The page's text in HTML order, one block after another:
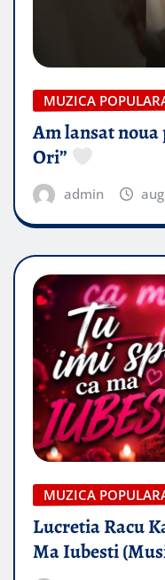
MUZICA
Am lansat noua
Ori”
admin
MUZICA
Lucretia Racu
Ma Iubesti